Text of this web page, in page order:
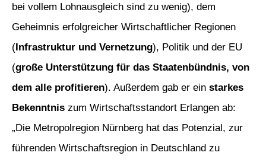
bei vollem Lohnausgleich sind zu wenig), dem
Geheimnis erfolgreicher Wirtschaftlicher Regionen
(Infrastruktur und Vernetzung), Politik und der EU
(große Unterstützung für das Staatenbündnis, von
dem alle profitieren). Außerdem gab er ein starkes
Bekenntnis zum Wirtschaftsstandort Erlangen ab:
„Die Metropolregion Nürnberg hat das Potenzial, zur
führenden Wirtschaftsregion in Deutschland zu